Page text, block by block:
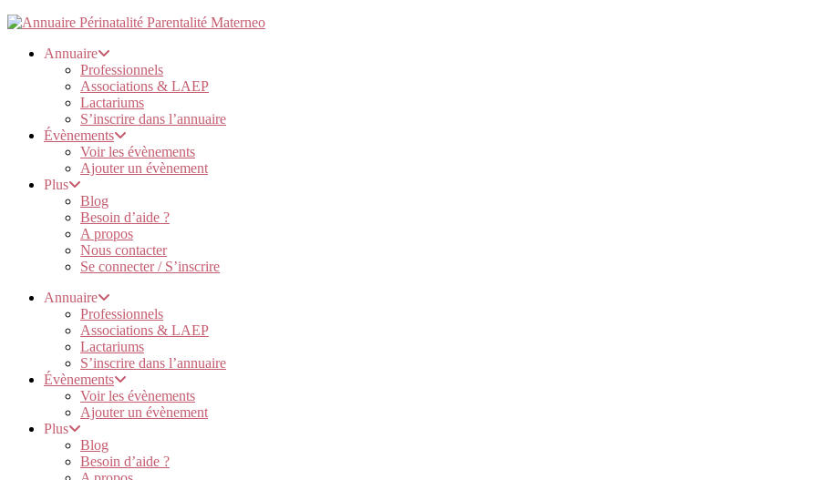
Annuaire
Professionnels
Associations & LAEP
Lactariums
S’inscrire dans l’annuaire
Évènements
Voir les évènements
Ajouter un évènement
Plus
Blog
Besoin d’aide ?
A propos
Nous contacter
Se connecter / S’inscrire
Annuaire
Professionnels
Associations & LAEP
Lactariums
S’inscrire dans l’annuaire
Évènements
Voir les évènements
Ajouter un évènement
Plus
Blog
Besoin d’aide ?